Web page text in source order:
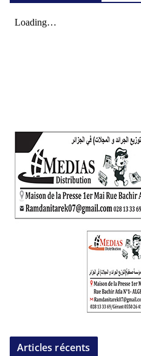
Articles récents